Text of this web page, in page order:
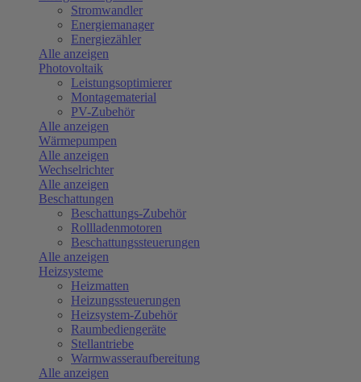
Stromwandler
Energiemanager
Energiezähler
Alle anzeigen
Photovoltaik
Leistungsoptimierer
Montagematerial
PV-Zubehör
Alle anzeigen
Wärmepumpen
Alle anzeigen
Wechselrichter
Alle anzeigen
Beschattungen
Beschattungs-Zubehör
Rollladenmotoren
Beschattungssteuerungen
Alle anzeigen
Heizsysteme
Heizmatten
Heizungssteuerungen
Heizsystem-Zubehör
Raumbediengeräte
Stellantriebe
Warmwasseraufbereitung
Alle anzeigen